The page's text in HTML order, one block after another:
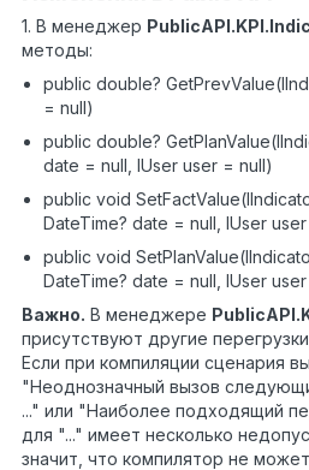
1. В менеджер PublicAPI.KPI.
методы:
public double?
= null)
public double?
date = null, IUser user = null)
public void
DateTime? date = null, IUser
public void
DateTime? date = null, IUser
Важно. В менеджере
присутствуют другие
Если при компиляции сценария
"Неоднозначный вызов
..." или "Наиболее подходящий
для "..." имеет несколько
значит, что компилятор не